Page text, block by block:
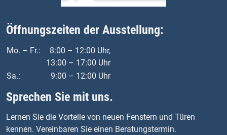
Öffnungszeiten der Ausstellung:
Mo. – Fr.:
8:00 – 12:00 Uhr,
13:00 – 17:00 Uhr
Sa.:
9:00 – 12:00 Uhr
Sprechen Sie mit uns.
Lernen Sie die Vorteile von neuen Fenstern und Türen
kennen. Vereinbaren Sie einen Beratungstermin.